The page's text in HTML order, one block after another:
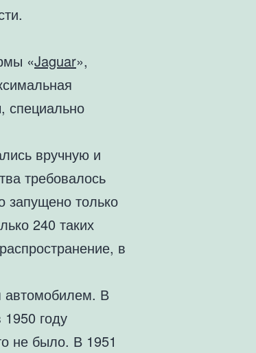
«Jaguar»,
специально
вручную и
требовалось
запущено только
240 таких
в
В
году
не было. В 1951